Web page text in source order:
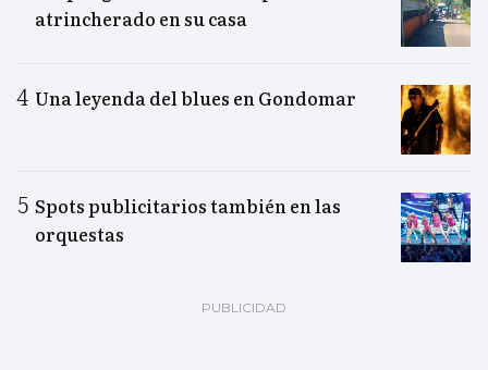
atrincherado en su casa
Una leyenda del blues en Gondomar
Spots publicitarios también en las
orquestas